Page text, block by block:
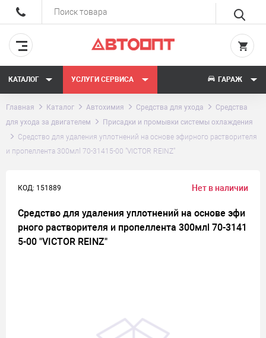
КАТАЛОГ УСЛУГИ СЕРВИСА ГАРАЖ
Главная Каталог Автохимия Средства для ухода
Средства
для ухода за двигателем
Присадки и промывки системы охлаждения
Средство для удаления уплотнений на основе эфирного растворителя
и пропеллента 300млl 70-31415-00 "VICTOR REINZ"
КОД: 151889 Нет в наличии
Средство для удаления уплотнений на основе эфи
рного растворителя и пропеллента 300млl 70-3141
5-00 "VICTOR REINZ"